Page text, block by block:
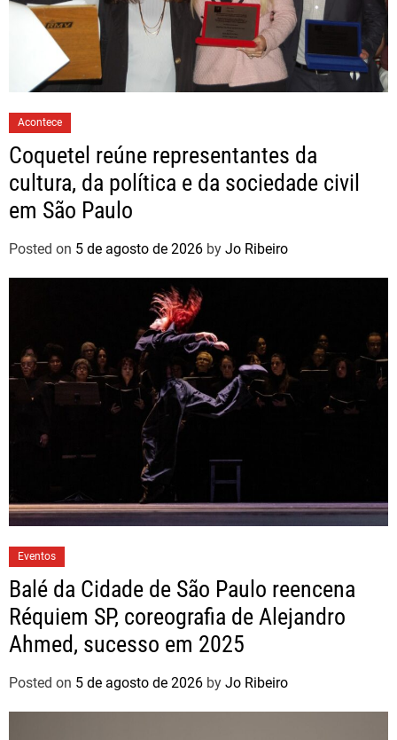
Acontece
Coquetel reúne representantes da
cultura, da política e da sociedade civil
em São Paulo
Posted on 5 de agosto de 2026 by Jo Ribeiro
Eventos
Balé da Cidade de São Paulo reencena
Réquiem SP, coreografia de Alejandro
Ahmed, sucesso em 2025
Posted on 5 de agosto de 2026 by Jo Ribeiro